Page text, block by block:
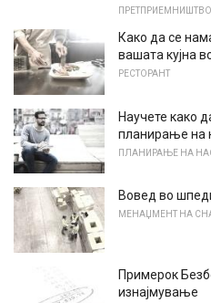
ПРЕТПРИЕМНИШТВО
Како да се
вашата кујна
РЕСТОРАНТ
Научете како
планирање на
ПЛАНИРАЊЕ НА
Вовед во
МЕНАЏМЕНТ НА
Примерок
изнајмување